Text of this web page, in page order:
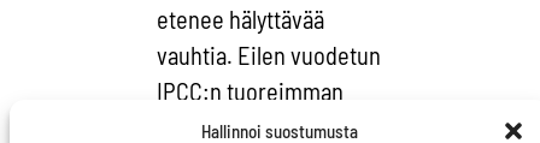
Hallinnoi suostumusta
etenee hälyttävää
vauhtia. Eilen vuodetun
IPCC:n tuoreimman
raportin luonnos on